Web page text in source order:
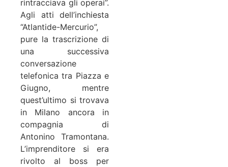
rintracciava gli operai”.
Agli atti dell’inchiesta
“Atlantide-Mercurio”,
pure la trascrizione di
una successiva
conversazione
telefonica tra Piazza e
Giugno, mentre
quest’ultimo si trovava
in Milano ancora in
compagnia di
Antonino Tramontana.
L’imprenditore si era
rivolto al boss per